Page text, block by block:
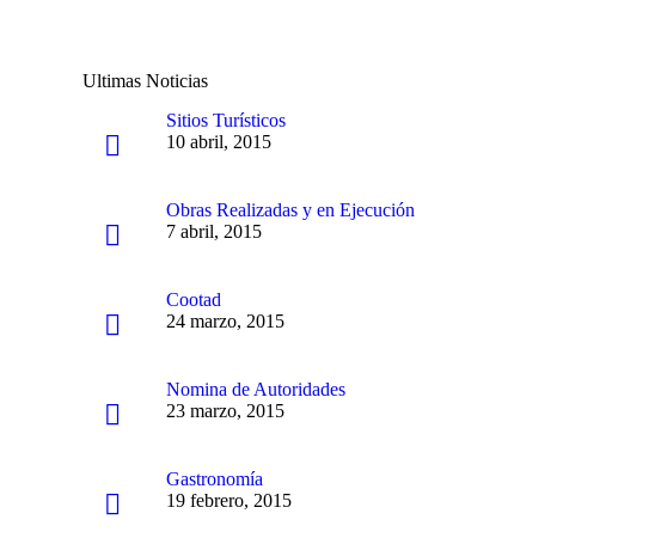
Ultimas Noticias
Sitios Turísticos
10 abril, 2015
Obras Realizadas y en Ejecución
7 abril, 2015
Cootad
24 marzo, 2015
Nomina de Autoridades
23 marzo, 2015
Gastronomía
19 febrero, 2015